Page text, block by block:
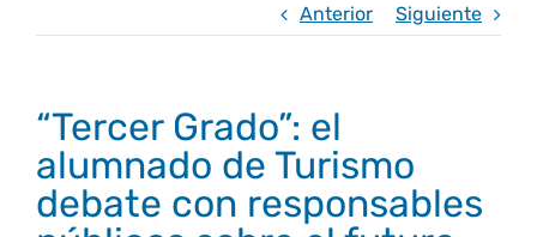
Bienvenida
Conócenos
Estudios
Grado en turismoCalidad
Anterior Siguiente
“Tercer Grado”: el
alumnado de Turismo
debate con responsables